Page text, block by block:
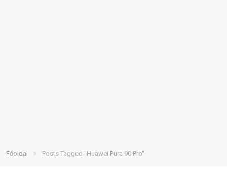
Főoldal » Posts Tagged "Huawei Pura 90 Pro"